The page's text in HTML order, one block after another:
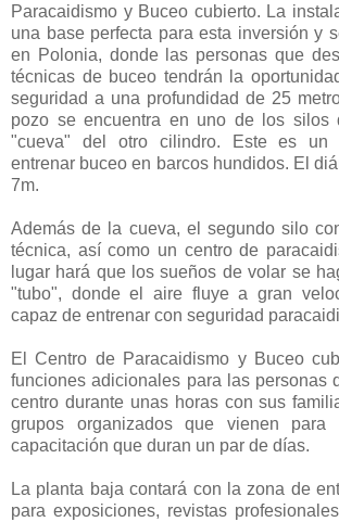
Paracaidismo y Buceo cubierto. La
una base perfecta para esta inversión y
en Polonia, donde las personas que
técnicas de buceo tendrán la
seguridad a una profundidad de 25
pozo se encuentra en uno de los silos
"cueva" del otro cilindro. Este es un
entrenar buceo en barcos hundidos. El
7m.
Además de la cueva, el segundo silo
técnica, así como un centro de
lugar hará que los sueños de volar se
"tubo", donde el aire fluye a gran
capaz de entrenar con seguridad
El Centro de Paracaidismo y Buceo
funciones adicionales para las personas
centro durante unas horas con sus
grupos organizados que vienen
capacitación que duran un par de días.
La planta baja contará con la zona de
para exposiciones, revistas